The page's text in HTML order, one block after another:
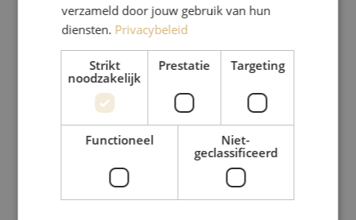
verzameld door jouw gebruik van hun
diensten. Privacybeleid
Strikt
noodzakelijk
Prestatie Targeting
Functioneel
Niet-
geclassificeerd